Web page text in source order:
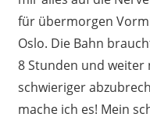
für übermorgen
Oslo. Die Bahn
8 Stunden und weiter
schwieriger
mache ich es! Mein